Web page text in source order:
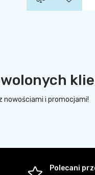
nowościami i promocjami!
Polecani